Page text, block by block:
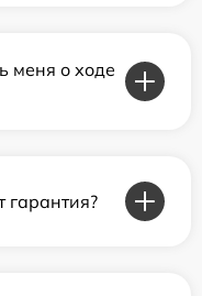
меня о ходе
гарантия?